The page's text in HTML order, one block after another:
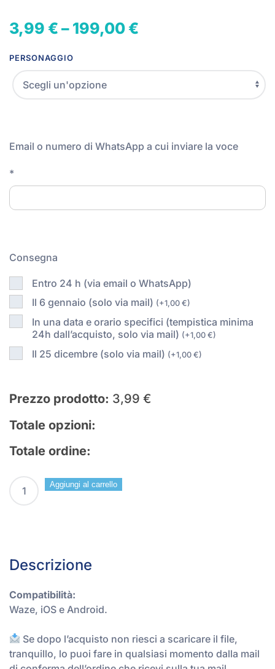
3,99 € – 199,00 €
prezzo:
da
a
PERSONAGGIO
Email o numero di WhatsApp a cui inviare la voce
*
Consegna
Entro 24 h (via email o WhatsApp)
Il 6 gennaio (solo via mail) (+1,00 €)
In una data e orario specifici (tempistica minima
24h dall’acquisto, solo via mail) (+1,00 €)
Il 25 dicembre (solo via mail) (+1,00 €)
Prezzo prodotto: 3,99 €
Totale opzioni:
Totale ordine:
Regala
una
Aggiungi al carrello
Descrizione
Compatibilità:
Waze, iOS e Android.
Se dopo l’acquisto non riesci a scaricare il file,
tranquillo, lo puoi fare in qualsiasi momento dalla mail